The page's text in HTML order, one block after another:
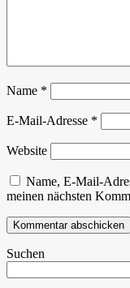
Name *
E-Mail-Adresse *
Website
Name, E-Mail-
meinen nächsten
Suchen